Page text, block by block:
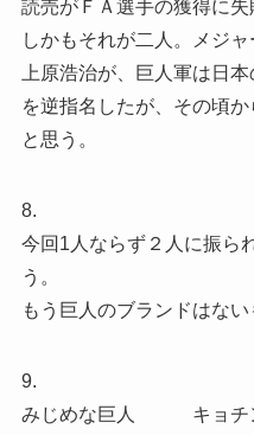
読売がＦＡ選手の獲得に失
しかもそれが二人。メジ
上原浩治が、巨人軍は日
を逆指名したが、その頃
と思う。
8.
今回1人ならず２人に振ら
う。
もう巨人のブランドはない
9.
みじめな巨人 キョチ